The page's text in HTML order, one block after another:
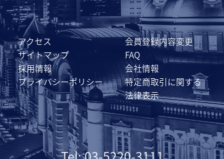
アクセス
会員登録内容変更
サイトマップ
FAQ
採用情報
会社情報
プライバシーポリシー
特定商取引に関する
法律表示